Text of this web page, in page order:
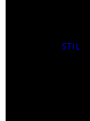
STIL